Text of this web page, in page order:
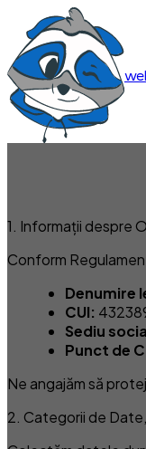
1. Informații despre
Conform
Denumire
CUI:
Sediu
Punct de
Ne angajăm să
2. Categorii de